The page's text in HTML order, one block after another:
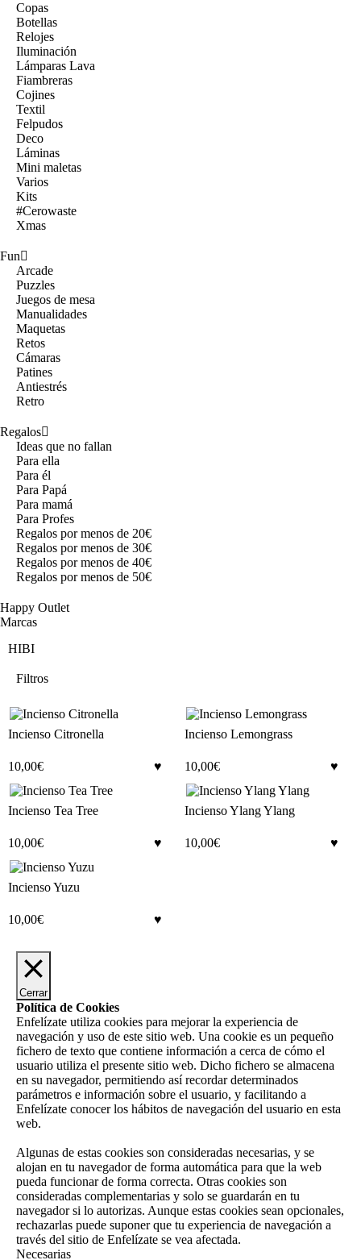
Copas
Botellas
Relojes
Iluminación
Lámparas Lava
Fiambreras
Cojines
Textil
Felpudos
Deco
Láminas
Mini maletas
Varios
Kits
#Cerowaste
Xmas
Fun
Arcade
Puzzles
Juegos de mesa
Manualidades
Maquetas
Retos
Cámaras
Patines
Antiestrés
Retro
Regalos
Ideas que no fallan
Para ella
Para él
Para Papá
Para mamá
Para Profes
Regalos por menos de 20€
Regalos por menos de 30€
Regalos por menos de 40€
Regalos por menos de 50€
Happy Outlet
Marcas
HIBI
Filtros
Incienso Citronella
10,00€
Incienso Lemongrass
10,00€
Incienso Tea Tree
10,00€
Incienso Ylang Ylang
10,00€
Incienso Yuzu
10,00€
Cerrar
Política de Cookies
Enfelízate utiliza cookies para mejorar la experiencia de
navegación y uso de este sitio web. Una cookie es un pequeño
fichero de texto que contiene información a cerca de cómo el
usuario utiliza el presente sitio web. Dicho fichero se almacena
en su navegador, permitiendo así recordar determinados
parámetros e información sobre el usuario, y facilitando a
Enfelízate conocer los hábitos de navegación del usuario en esta
web.
Algunas de estas cookies son consideradas necesarias, y se
alojan en tu navegador de forma automática para que la web
pueda funcionar de forma correcta. Otras cookies son
consideradas complementarias y solo se guardarán en tu
navegador si lo autorizas. Aunque estas cookies sean opcionales,
rechazarlas puede suponer que tu experiencia de navegación a
través del sitio de Enfelízate se vea afectada.
Necesarias